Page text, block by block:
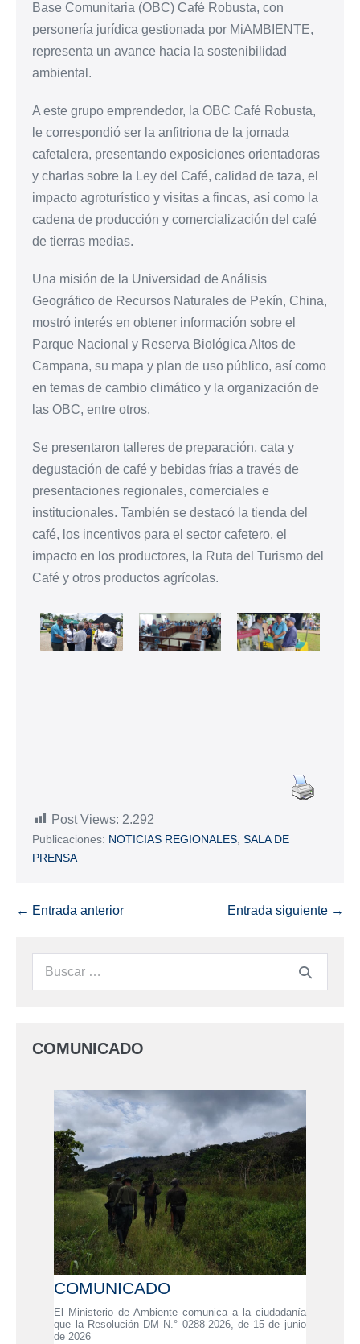
Base Comunitaria (OBC) Café Robusta, con
personería jurídica gestionada por MiAMBIENTE,
representa un avance hacia la sostenibilidad
ambiental.
A este grupo emprendedor, la OBC Café Robusta,
le correspondió ser la anfitriona de la jornada
cafetalera, presentando exposiciones orientadoras
y charlas sobre la Ley del Café, calidad de taza, el
impacto agroturístico y visitas a fincas, así como la
cadena de producción y comercialización del café
de tierras medias.
Una misión de la Universidad de Análisis
Geográfico de Recursos Naturales de Pekín, China,
mostró interés en obtener información sobre el
Parque Nacional y Reserva Biológica Altos de
Campana, su mapa y plan de uso público, así como
en temas de cambio climático y la organización de
las OBC, entre otros.
Se presentaron talleres de preparación, cata y
degustación de café y bebidas frías a través de
presentaciones regionales, comerciales e
institucionales. También se destacó la tienda del
café, los incentivos para el sector cafetero, el
impacto en los productores, la Ruta del Turismo del
Café y otros productos agrícolas.
Post Views: 2.292
Publicaciones: NOTICIAS REGIONALES SALA DE
PRENSA
← Entrada anterior Entrada siguiente →
COMUNICADO
COMUNICADO
El Ministerio de Ambiente comunica a la ciudadanía
que la Resolución DM N.° 0288-2026, de 15 de junio
de 2026